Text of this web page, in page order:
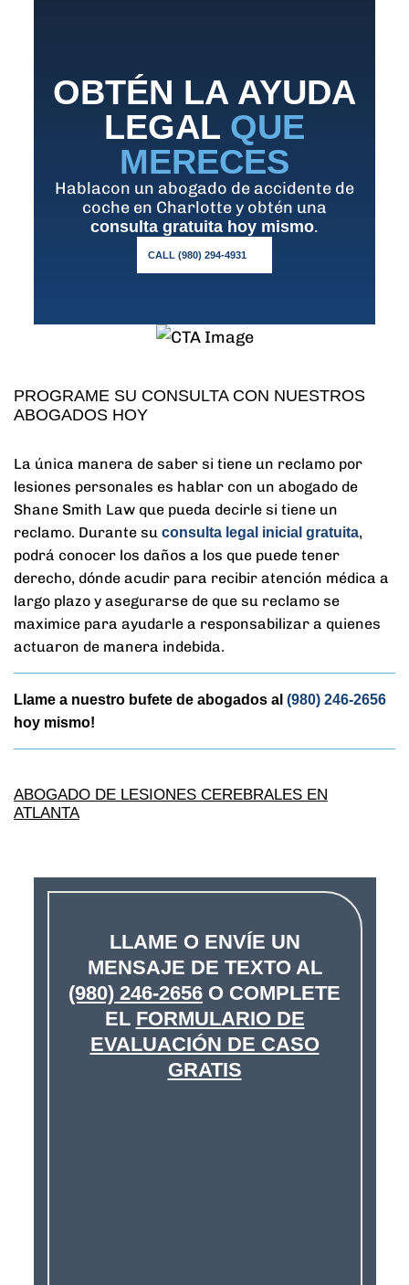
OBTÉN LA AYUDA
LEGAL QUE
MERECES
Hablacon un abogado de accidente de
coche en Charlotte y obtén una
consulta gratuita hoy mismo.
CALL (980) 294-4931
PROGRAME SU CONSULTA CON NUESTROS
ABOGADOS HOY
La única manera de saber si tiene un reclamo por
lesiones personales es hablar con un abogado de
Shane Smith Law que pueda decirle si tiene un
reclamo. Durante su consulta legal inicial gratuita,
podrá conocer los daños a los que puede tener
derecho, dónde acudir para recibir atención médica a
largo plazo y asegurarse de que su reclamo se
maximice para ayudarle a responsabilizar a quienes
actuaron de manera indebida.
Llame a nuestro bufete de abogados al (980) 246-2656
hoy mismo!
ABOGADO DE LESIONES CEREBRALES EN
ATLANTA
LLAME O ENVÍE UN
MENSAJE DE TEXTO AL
(980) 246-2656 O COMPLETE
EL FORMULARIO DE
EVALUACIÓN DE CASO
GRATIS